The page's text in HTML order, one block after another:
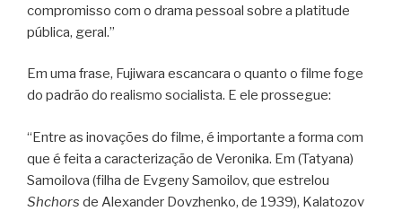
compromisso com o drama pessoal sobre a platitude
pública, geral.”
Em uma frase, Fujiwara escancara o quanto o filme foge
do padrão do realismo socialista. E ele prossegue:
“Entre as inovações do filme, é importante a forma com
que é feita a caracterização de Veronika. Em (Tatyana)
Samoilova (filha de Evgeny Samoilov, que estrelou
Shchors de Alexander Dovzhenko, de 1939), Kalatozov